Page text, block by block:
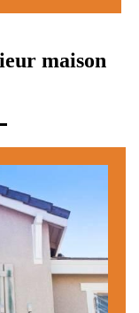
maison